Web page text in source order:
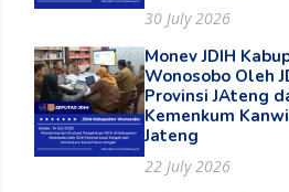
30 July 2026
Monev JDIH
Wonosobo Oleh
Provinsi JAteng
Kemenkum
Jateng
22 July 2026